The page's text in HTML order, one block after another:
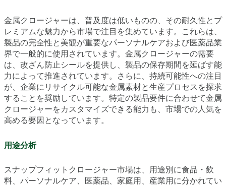
金属クロージャーは、普及度は低いものの、その耐久性とプ
レミアムな魅力から市場で注目を集めています。これらは、
製品の完全性と美観が重要なパーソナルケアおよび医薬品業
界で一般的に使用されています。金属クロージャーの需要
は、改ざん防止シールを提供し、製品の保存期間を延ばす能
力によって推進されています。さらに、持続可能性への注目
が、企業にリサイクル可能な金属素材と生産プロセスを探求
することを奨励しています。特定の製品要件に合わせて金属
クロージャーをカスタマイズできる能力も、市場での人気を
高める要因となっています。
用途分析
スナップフィットクロージャー市場は、用途別に食品・飲
料、パーソナルケア、医薬品、家庭用、産業用に分かれてい